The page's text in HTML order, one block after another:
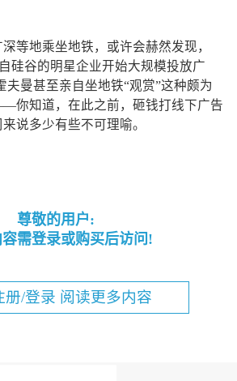
等地乘坐地铁，或许会赫然发现，
硅谷的明星企业开始大规模投放广
夫曼甚至亲自坐地铁“观赏”这种颇为
你知道，在此之前，砸钱打线下广告
说多少有些不可理喻。
尊敬的用户:
容需登录或购买后访问!
册/登录 阅读更多内容